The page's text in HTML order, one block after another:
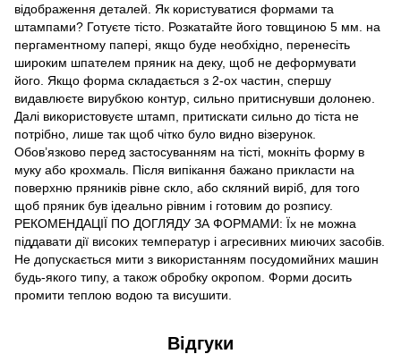
відображення деталей. Як користуватися формами та
штампами? Готуєте тісто. Розкатайте його товщиною 5 мм. на
пергаментному папері, якщо буде необхідно, перенесіть
широким шпателем пряник на деку, щоб не деформувати
його. Якщо форма складається з 2-ох частин, спершу
видавлюєте вирубкою контур, сильно притиснувши долонею.
Далі використовуєте штамп, притискати сильно до тіста не
потрібно, лише так щоб чітко було видно візерунок.
Обов’язково перед застосуванням на тісті, мокніть форму в
муку або крохмаль. Після випікання бажано прикласти на
поверхню пряників рівне скло, або скляний виріб, для того
щоб пряник був ідеально рівним і готовим до розпису.
РЕКОМЕНДАЦІЇ ПО ДОГЛЯДУ ЗА ФОРМАМИ: Їх не можна
піддавати дії високих температур і агресивних миючих засобів.
Не допускається мити з використанням посудомийних машин
будь-якого типу, а також обробку окропом. Форми досить
промити теплою водою та висушити.
Відгуки